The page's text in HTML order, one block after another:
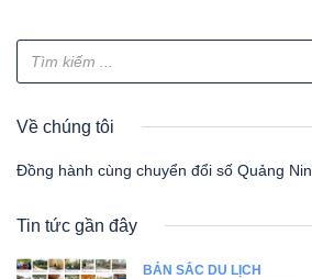
Về chúng tôi
Đồng hành cùng chuyển đổi số Quảng
Tin tức gần đây
BẢN SẮC DU LỊCH